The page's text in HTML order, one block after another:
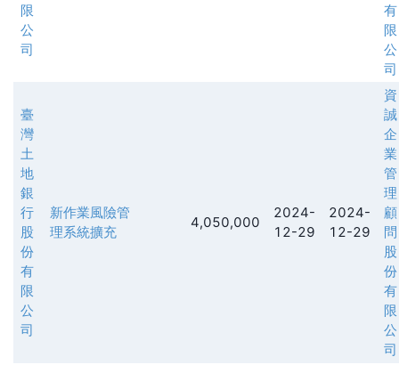
限
公
司
有
限
公
司
臺
灣
土
地
銀
行
股
份
有
限
公
司
新作業風險管
理系統擴充
4,050,000
2024-
12-29
2024-
12-29
資
誠
企
業
管
理
顧
問
股
份
有
限
公
司